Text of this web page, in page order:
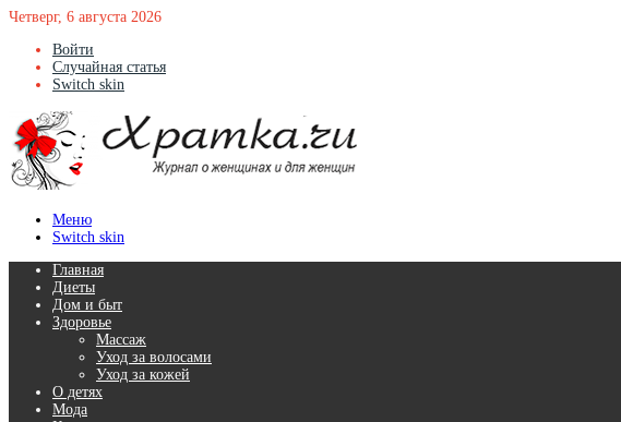
Четверг, 6 августа 2026
Войти
Случайная статья
Switch skin
Меню
Switch skin
Главная
Диеты
Дом и быт
Здоровье
Массаж
Уход за волосами
Уход за кожей
О детях
Мода